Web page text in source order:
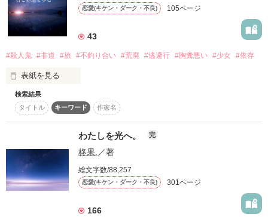
狙うもの、狙われるもの。
情け？プライド？
この追走劇、かけるのは命と理性。
────────────────────
好きなんて言葉は信じるに値しない
複雑な環境から人を信じられず心を閉ざし
愛されたいと思う一方愛されるわけがないと叫ぶ心
孤独の中でだんだん理想と現実が乖離していく───
♡ﾟ･｡♥｡･ﾟ♡ﾟ･｡♥｡･ﾟ♡
人を信じたい臆病な美少女
恋愛(キケン・ダーク・不良) 105ページ
43
#殺人鬼 #非道 #旅 #不釣り合い #荒廃 #逃避行 #胸糞悪い #少女 #依存
表紙を見る
夜が来るのもの、
朝が来るのも、
全部嫌いだった。
───こんな世界無くなればいい。
いつからかそう思うようになって。
検索結果
タイトル
キーワード 作家名
わたしを光へ。 完
柊果. ／著
総文字数/88,257
恋愛(キケン・ダーク・不良) 301ページ
166